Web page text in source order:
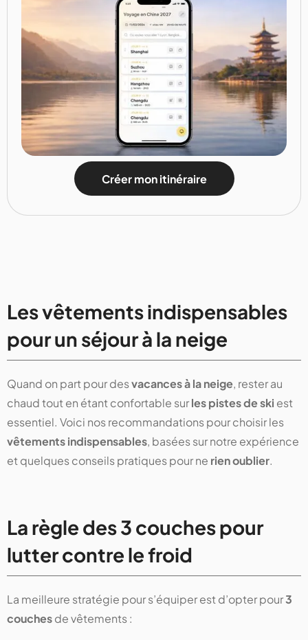
Créer mon itinéraire
Les vêtements indispensables
pour un séjour à la neige
Quand on part pour desvacances à la neige, rester au
chaud tout en étant confortable surles pistes de ski est
essentiel. Voici nos recommandations pour choisir les
vêtements indispensables, basées sur notre expérience
et quelques conseils pratiques pour ne rien oublier.
La règle des 3 couches pour
lutter contre le froid
La meilleure stratégie pour s’équiper est d’opter pour3
couchesde vêtements :